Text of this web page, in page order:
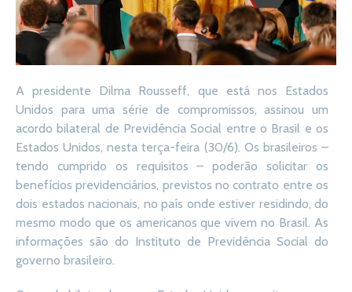
A presidente Dilma Rousseff, que está nos Estados
Unidos para uma série de compromissos, assinou um
acordo bilateral de Previdência Social entre o Brasil e os
Estados Unidos, nesta terça-feira (30/6). Os brasileiros –
tendo cumprido os requisitos – poderão solicitar os
benefícios previdenciários, previstos no contrato entre os
dois estados nacionais, no país onde estiver residindo, do
mesmo modo que os americanos que vivem no Brasil. As
informações são do Instituto de Previdência Social do
governo brasileiro.